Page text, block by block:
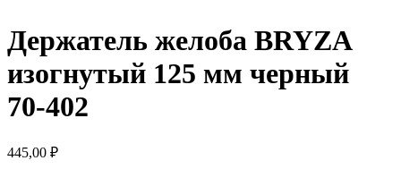
Держатель желоба BRYZA
изогнутый 125 мм черный
70-402
445,00 ₽